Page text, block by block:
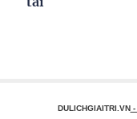
DULICHGIAITRI.VN-